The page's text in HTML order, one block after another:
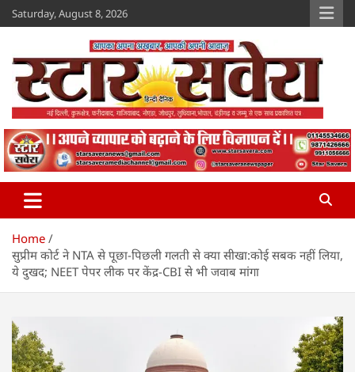
Skip
to
Saturday, August 8, 2026
Star Savera
www.starsavera.com
Home
सुप्रीम कोर्ट ने NTA से पूछा-पिछली गलती से क्या सीखा:कोई सबक नहीं लिया,
ये दुखद; NEET पेपर लीक पर केंद्र-CBI से भी जवाब मांगा